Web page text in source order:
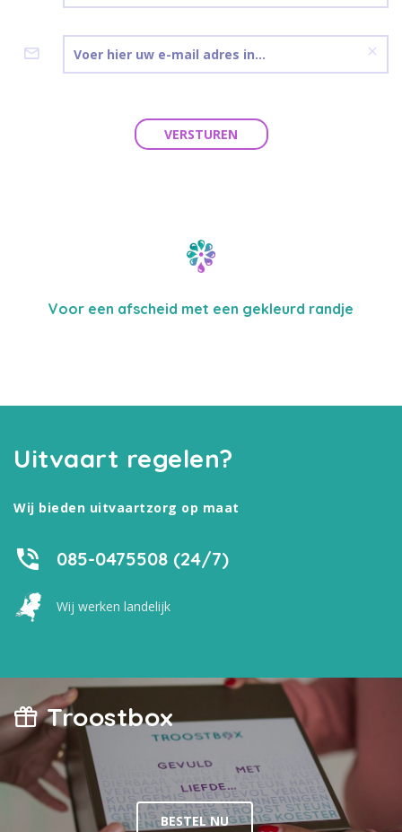
VERSTUREN
Voor een afscheid met een gekleurd randje
Uitvaart regelen?
Wij bieden uitvaartzorg op maat
085-0475508 (24/7)
Wij werken landelijk
Troostbox
BESTEL NU